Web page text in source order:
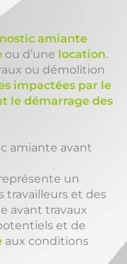
amiante
ou d’une location.
ou démolition
impactées par le
le démarrage des
amiante avant
un
travailleurs et des
avant travaux
et de
aux conditions